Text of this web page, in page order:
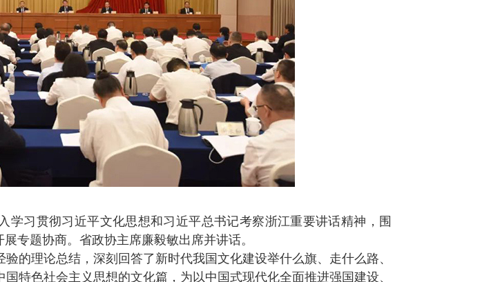
学习贯彻习近平文化思想和习近平总书记考察浙江重要讲话精神，围
专题协商。省政协主席廉毅敏出席并讲话。
的理论总结，深刻回答了新时代我国文化建设举什么旗、走什么路、
特色社会主义思想的文化篇，为以中国式现代化全面推进强国建设、